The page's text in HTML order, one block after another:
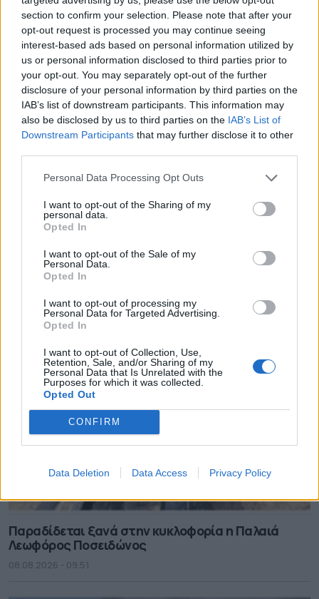
section to confirm your selection. Please note that after your
opt-out request is processed you may continue seeing
interest-based ads based on personal information utilized by
us or personal information disclosed to third parties prior to
your opt-out. You may separately opt-out of the further
disclosure of your personal information by third parties on the
IAB’s list of downstream participants. This information may
also be disclosed by us to third parties on the IAB’s List of
Downstream Participants that may further disclose it to other
Personal Data Processing Opt Outs
I want to opt-out of the Sharing of my
personal data.
Opted In
I want to opt-out of the Sale of my
Personal Data.
Opted In
I want to opt-out of processing my
Personal Data for Targeted Advertising.
Opted In
I want to opt-out of Collection, Use,
Retention, Sale, and/or Sharing of my
Personal Data that Is Unrelated with the
Purposes for which it was collected.
Opted Out
CONFIRM
Data Deletion Data Access Privacy Policy
συνολικά 35.825 κομποστοποιητών.
ΟΛΕΣ ΟΙ ΕΙΔΗΣΕΙΣ
Παραδίδεται ξανά στην κυκλοφορία η Παλαιά
Λεωφόρος Ποσειδώνος
Σε κόκκινο συναγερμό για φωτιές Κρήτη, Χίος,
Στην εκστρατεία ενημέρωσης για τη SMA ο
ΑΠΟΡΡΙΜΑΤΑ
Παραδίδεται ξανά στην κυκλοφορία η Παλαιά
Λεωφόρος Ποσειδώνος
08.08.2026 - 09.51